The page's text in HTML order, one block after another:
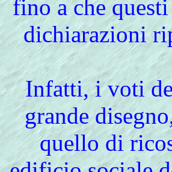
fino a che
dichiarazioni
Infatti, i voti
grande
quello di